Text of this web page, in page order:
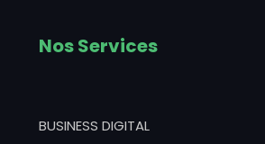
Nos Services
BUSINESS DIGITAL